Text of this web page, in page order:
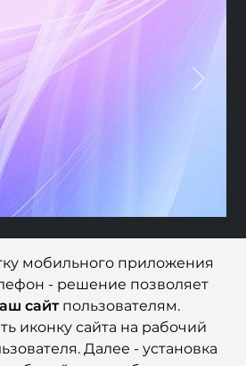
мобильного приложения
- решение позволяет
сайтпользователям.
иконку сайта на рабочий